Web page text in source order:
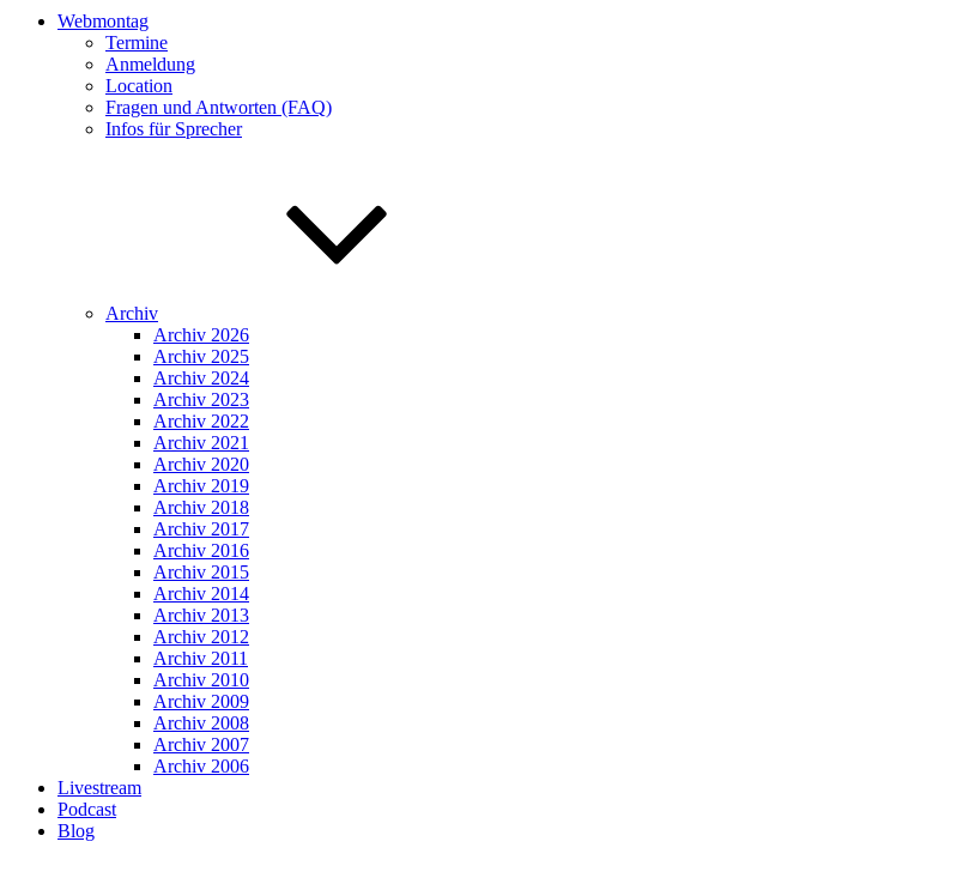
Webmontag
Termine
Anmeldung
Location
Fragen und Antworten (FAQ)
Infos für Sprecher
Archiv
Archiv 2026
Archiv 2025
Archiv 2024
Archiv 2023
Archiv 2022
Archiv 2021
Archiv 2020
Archiv 2019
Archiv 2018
Archiv 2017
Archiv 2016
Archiv 2015
Archiv 2014
Archiv 2013
Archiv 2012
Archiv 2011
Archiv 2010
Archiv 2009
Archiv 2008
Archiv 2007
Archiv 2006
Livestream
Podcast
Blog